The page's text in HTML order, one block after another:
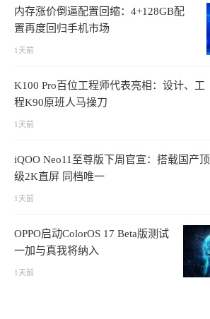
内存涨价倒逼配置回缩：4+128GB配
置再度回归手机市场
1天前
K100 Pro百位工程师代表亮相：设计、工
程K90原班人马操刀
1天前
iQOO Neo11至尊版下周官宣：搭载国产顶
级2K直屏 同档唯一
1天前
OPPO启动ColorOS 17 Beta版测试
一加与真我将纳入
1天前